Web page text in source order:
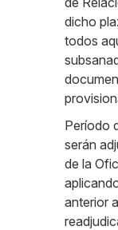
dicho
todos
Período
serán
de la
anterior